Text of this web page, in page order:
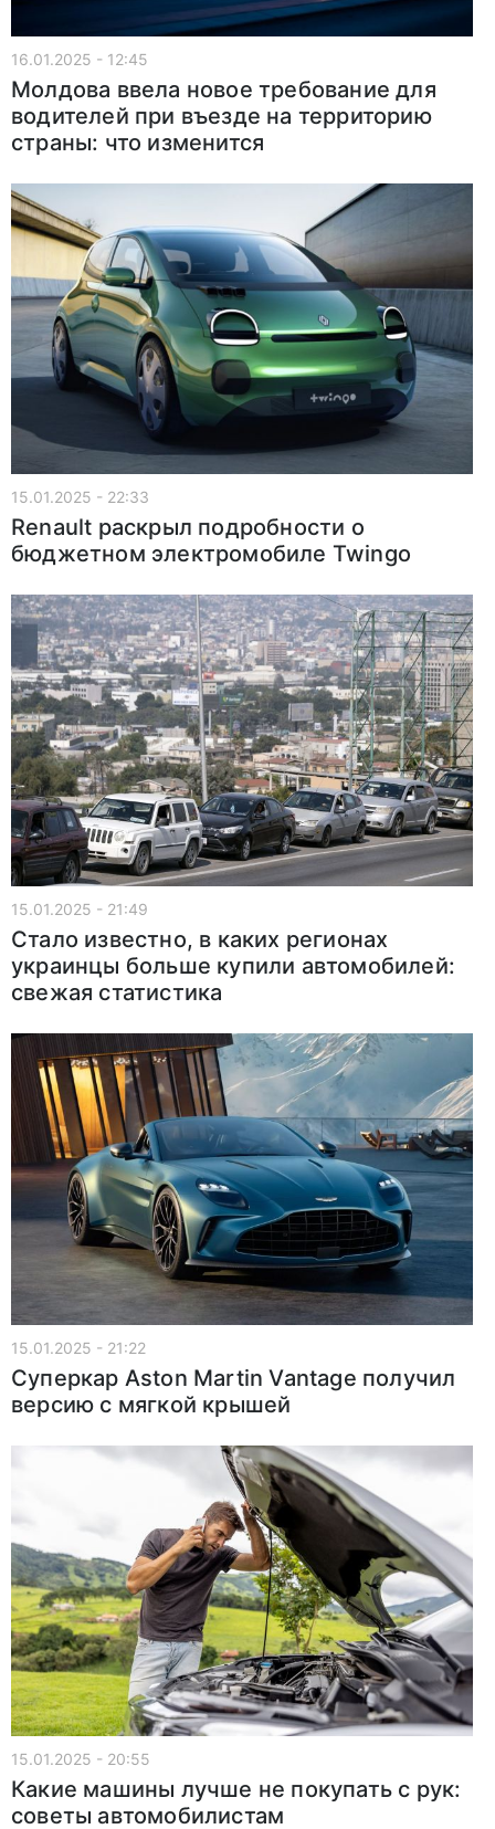
16.01.2025 - 12:45
Молдова ввела новое требование для
водителей при въезде на территорию
страны: что изменится
15.01.2025 - 22:33
Renault раскрыл подробности о
бюджетном электромобиле Twingo
15.01.2025 - 21:49
Стало известно, в каких регионах
украинцы больше купили автомобилей:
свежая статистика
15.01.2025 - 21:22
Суперкар Aston Martin Vantage получил
версию с мягкой крышей
15.01.2025 - 20:55
Какие машины лучше не покупать с рук:
советы автомобилистам